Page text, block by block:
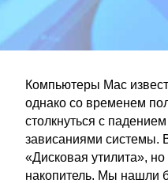
Компьютеры Mac
однако со временем
столкнуться с
зависаниями системы.
«Дисковая утилита»,
накопитель. Мы нашли
Контакт»